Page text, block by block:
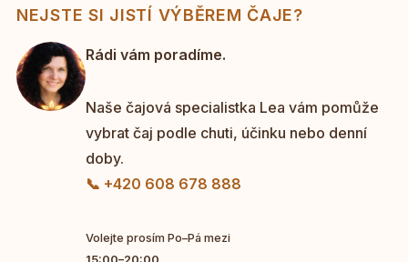
NEJSTE SI JISTÍ VÝBĚREM ČAJE?
Rádi vám poradíme.
Naše čajová specialistka Lea vám pomůže
vybrat čaj podle chuti, účinku nebo denní
doby.
📞 +420 608 678 888
Volejte prosím Po–Pá mezi